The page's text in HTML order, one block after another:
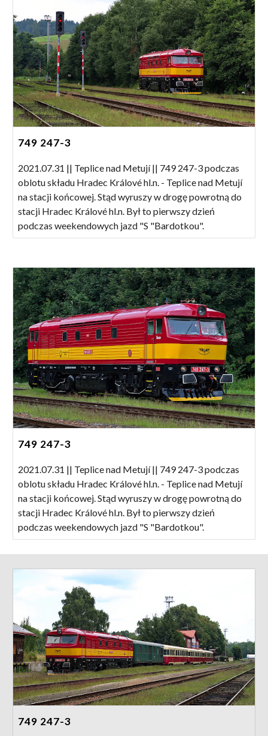
749 247-3
2021.07.31 || Teplice nad Metují || 749 247-3 podczas
oblotu składu Hradec Králové hl.n. - Teplice nad Metují
na stacji końcowej. Stąd wyruszy w drogę powrotną do
stacji Hradec Králové hl.n. Był to pierwszy dzień
podczas weekendowych jazd "S "Bardotkou".
749 247-3
2021.07.31 || Teplice nad Metují || 749 247-3 podczas
oblotu składu Hradec Králové hl.n. - Teplice nad Metují
na stacji końcowej. Stąd wyruszy w drogę powrotną do
stacji Hradec Králové hl.n. Był to pierwszy dzień
podczas weekendowych jazd "S "Bardotkou".
749 247-3